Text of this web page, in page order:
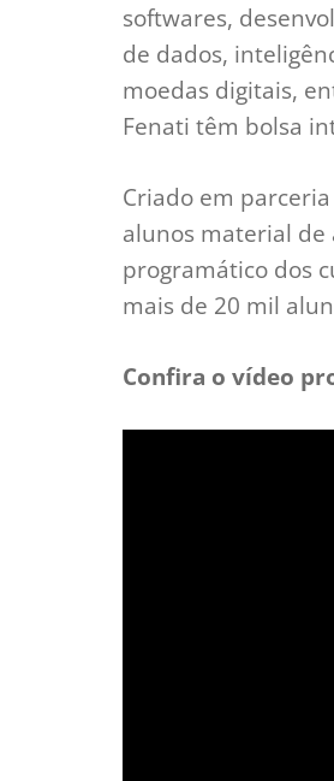
softwares,
de dados,
moedas digitais,
Fenati têm bolsa
Criado em
alunos material de
programático dos
mais de 20 mil
Confira o vídeo